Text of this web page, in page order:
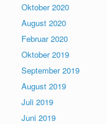
Oktober 2020
August 2020
Februar 2020
Oktober 2019
September 2019
August 2019
Juli 2019
Juni 2019